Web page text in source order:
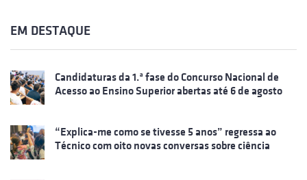
EM DESTAQUE
Candidaturas da 1.ª fase do Concurso Nacional de
Acesso ao Ensino Superior abertas até 6 de agosto
“Explica-me como se tivesse 5 anos” regressa ao
Técnico com oito novas conversas sobre ciência